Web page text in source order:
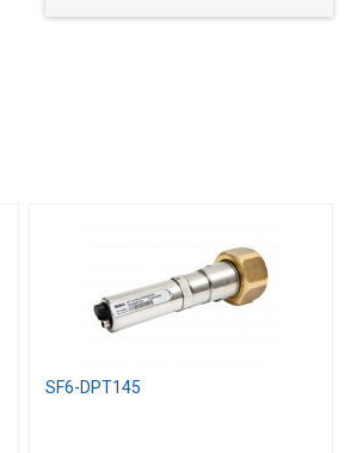
SF6-DPT145